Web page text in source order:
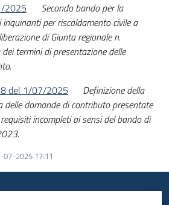
2025
Secondo bando per la
per riscaldamento civile a
di Giunta regionale n.
termini di presentazione delle
del 1/07/2025
Definizione della
delle domande di contributo presentate
incompleti ai sensi del bando di
.
07-2025 17:11